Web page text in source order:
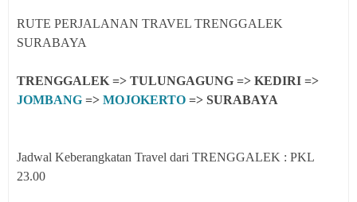
RUTE PERJALANAN TRAVEL TRENGGALEK
SURABAYA
TRENGGALEK => TULUNGAGUNG => KEDIRI =>
JOMBANG => MOJOKERTO => SURABAYA
Jadwal Keberangkatan Travel dari TRENGGALEK : PKL
23.00